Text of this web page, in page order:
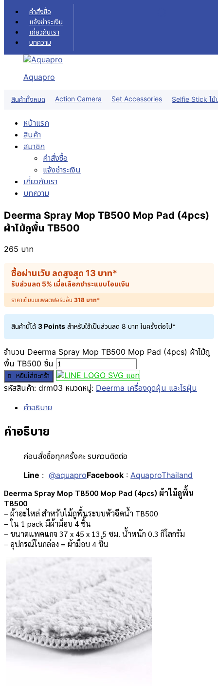
Skip to content
คำสั่งซื้อ
แจ้งชำระเงิน
เกี่ยวกับเรา
บทความ
Aquapro
สินค้าทั้งหมด Action Camera Set Accessories Selfie Stick ไม้
หน้าแรก
สินค้า
สมาชิก
คำสั่งซื้อ
แจ้งชำระเงิน
เกี่ยวกับเรา
บทความ
Deerma Spray Mop TB500 Mop Pad (4pcs)
ผ้าไม้ถูพื้น TB500
265 บาท
ซื้อผ่านเว็บ ลดสูงสุด 13 บาท*
รับส่วนลด 5% เมื่อเลือกชำระแบบโอนเงิน
ราคาเต็มบนแพลตฟอร์มอื่น 318 บาท*
สินค้านี้ได้ 3 Points สำหรับใช้เป็นส่วนลด 8 บาท ในครั้งต่อไป*
จำนวน Deerma Spray Mop TB500 Mop Pad (4pcs) ผ้าไม้ถู
พื้น TB500 ชิ้น
หยิบใส่ตะกร้า
แชท
รหัสสินค้า: drm03 หมวดหมู่: Deerma เครื่องดูดฝุ่น และไรฝุ่น
คำอธิบาย
คำอธิบาย
ก่อนสั่งซื้อทุกครั้งคะ รบกวนติดต่อ
Line : @aquaproFacebook : AquaproThailand
Deerma Spray Mop TB500 Mop Pad (4pcs) ผ้าไม้ถูพื้น
TB500
– ผ้าอะไหล่ สำหรับไม้ถูพื้นระบบหัวฉีดน้ำ TB500
– ใน 1 pack มีผ้าม็อบ 4 ชิ้น
– ขนาดแพคแกจ 37 x 45 x 13.5 ซม. น้ำหนัก 0.3 กิโลกรัม
– อุปกรณ์ในกล่อง = ผ้าม็อบ 4 ชิ้น